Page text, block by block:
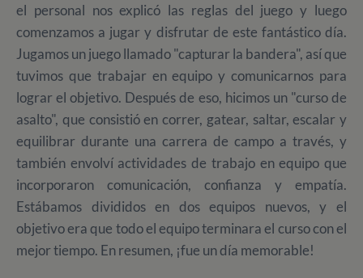
el personal nos explicó las reglas del juego y luego
comenzamos a jugar y disfrutar de este fantástico día.
Jugamos un juego llamado "capturar la bandera", así que
tuvimos que trabajar en equipo y comunicarnos para
lograr el objetivo. Después de eso, hicimos un "curso de
asalto", que consistió en correr, gatear, saltar, escalar y
equilibrar durante una carrera de campo a través, y
también envolví actividades de trabajo en equipo que
incorporaron comunicación, confianza y empatía.
Estábamos divididos en dos equipos nuevos, y el
objetivo era que todo el equipo terminara el curso con el
mejor tiempo. En resumen, ¡fue un día memorable!